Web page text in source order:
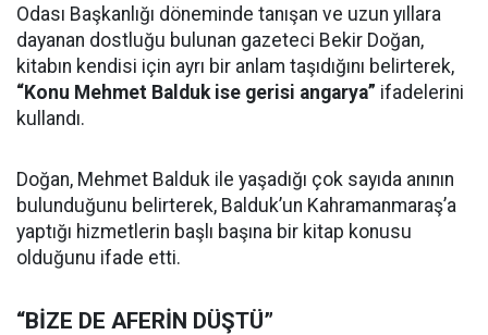
Odası Başkanlığı döneminde tanışan ve uzun yıllara
dayanan dostluğu bulunan gazeteci Bekir Doğan,
kitabın kendisi için ayrı bir anlam taşıdığını belirterek,
“Konu Mehmet Balduk ise gerisi angarya” ifadelerini
kullandı.
Doğan, Mehmet Balduk ile yaşadığı çok sayıda anının
bulunduğunu belirterek, Balduk’un Kahramanmaraş’a
yaptığı hizmetlerin başlı başına bir kitap konusu
olduğunu ifade etti.
“BİZE DE AFERİN DÜŞTÜ”